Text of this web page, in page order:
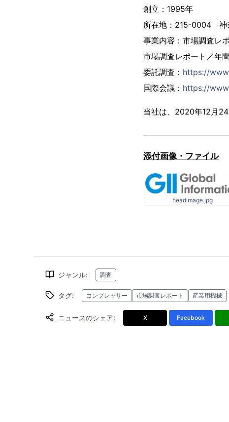
創立：1995年
所在地：215-0004 神
事業内容：市場調査レ
市場調査レポート／年
委託調査： https://
国際会議： https://
当社は、2020年12月24
添付画像・ファイル
headimage.jpg
ジャンル: 調査
タグ: コンプレッサー 市場調査レポート 産業用機械
ニュースのシェア: X Facebook